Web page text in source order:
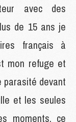
avec des
de 15 ans je
français à
mon refuge et
parasité devant
et les seules
moments, ce